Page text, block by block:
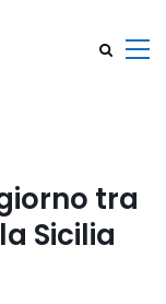
tra
Sicilia